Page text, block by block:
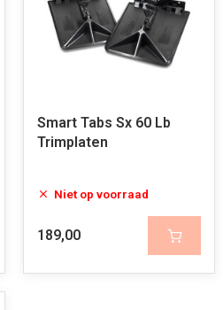
Smart Tabs Sx 60 Lb
Trimplaten
Niet op voorraad
189,00